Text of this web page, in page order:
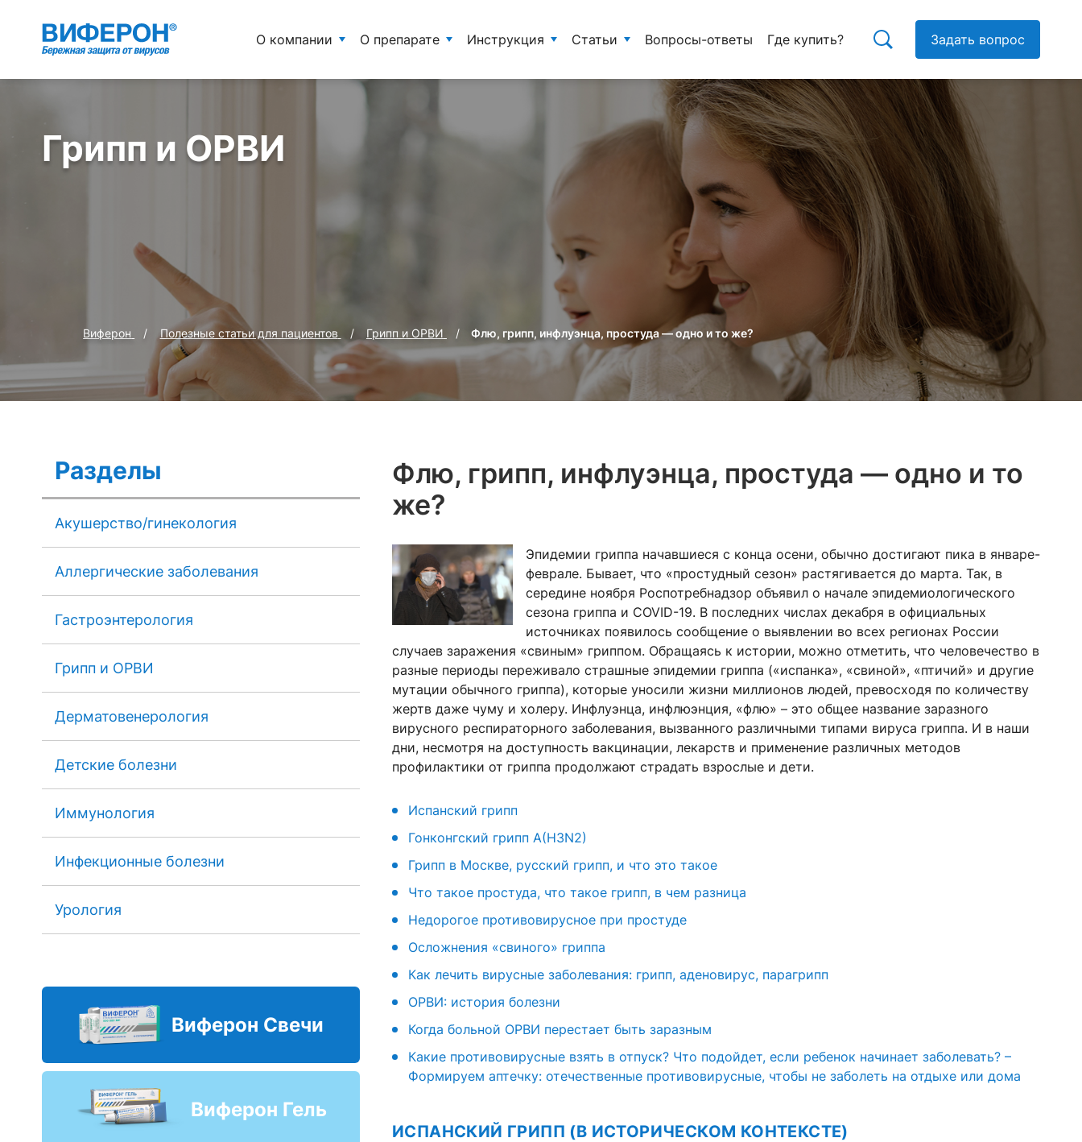
О компании О препарате Инструкция Статьи Вопросы-ответы Где купить? Задать вопрос
Грипп и ОРВИ
Виферон Полезные статьи для пациентов Грипп и ОРВИ Флю, грипп, инфлуэнца, простуда — одно и то же?
Разделы
Акушерство/гинекология
Аллергические заболевания
Гастроэнтерология
Грипп и ОРВИ
Дерматовенерология
Детские болезни
Иммунология
Инфекционные болезни
Урология
Виферон Свечи
Виферон Гель
Флю, грипп, инфлуэнца, простуда — одно и то
же?
Эпидемии гриппа начавшиеся с конца осени, обычно достигают пика в январе-
феврале. Бывает, что «простудный сезон» растягивается до марта. Так, в
середине ноября Роспотребнадзор объявил о начале эпидемиологического
сезона гриппа и COVID-19. В последних числах декабря в официальных
источниках появилось сообщение о выявлении во всех регионах России
случаев заражения «свиным» гриппом. Обращаясь к истории, можно отметить, что человечество в
разные периоды переживало страшные эпидемии гриппа («испанка», «свиной», «птичий» и другие
мутации обычного гриппа), которые уносили жизни миллионов людей, превосходя по количеству
жертв даже чуму и холеру. Инфлуэнца, инфлюэнция, «флю» – это общее название заразного
вирусного респираторного заболевания, вызванного различными типами вируса гриппа. И в наши
дни, несмотря на доступность вакцинации, лекарств и применение различных методов
профилактики от гриппа продолжают страдать взрослые и дети.
Испанский грипп
Гонконгский грипп A(H3N2)
Грипп в Москве, русский грипп, и что это такое
Что такое простуда, что такое грипп, в чем разница
Недорогое противовирусное при простуде
Осложнения «свиного» гриппа
Как лечить вирусные заболевания: грипп, аденовирус, парагрипп
ОРВИ: история болезни
Когда больной ОРВИ перестает быть заразным
Какие противовирусные взять в отпуск? Что подойдет, если ребенок начинает заболевать? –
Формируем аптечку: отечественные противовирусные, чтобы не заболеть на отдыхе или дома
ИСПАНСКИЙ ГРИПП (В ИСТОРИЧЕСКОМ КОНТЕКСТЕ)